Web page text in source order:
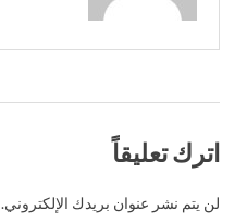
اترك تعليقاً
لن يتم نشر عنوان بريدك الإلكتروني.